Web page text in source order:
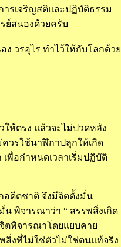
ารเจริญสติและปฏิบัติธรรม
ย์สนองด้วยครับ
วรอุไร ทำไว้ให้กับโลกด้วย
ห้ตรง แล้วจะไม่ปวดหลัง
วรใช้นาฬิกาปลุกให้เกิด
พื่อกำหนดเวลาเริ่มปฏิบัติ
ดีตชาติ จึงมีจิตตั้งมั่น
พิจารณาว่า “ สรรพสิ่งเกิด
ตพิจารณาโดยแยบคาย
สิ่งที่ไม่ใช่ตัวไม่ใช่ตนแท้จริง